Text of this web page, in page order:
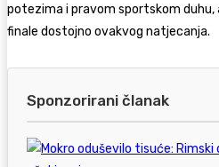
potezima i pravom sportskom duhu,
finale dostojno ovakvog natjecanja.
Sponzorirani članak